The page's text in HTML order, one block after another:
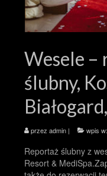
Wesele –
ślubny,
przez admin | wpis w:
Reportaż ślubny z
Resort &